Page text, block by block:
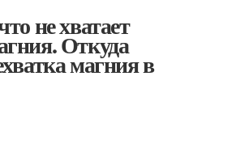
не хватает
Откуда
магния в